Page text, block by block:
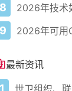
8
9
最新资讯
1